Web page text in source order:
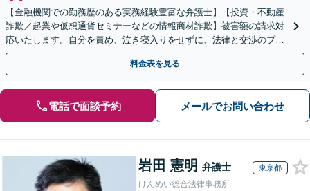
【金融機関での勤務歴のある実務経験豊富な弁護士】【投資・不動産
詐欺／起業や仮想通貨セミナーなどの情報商材詐欺】被害額の請求対
応いたします。自分を責め、泣き寝入りをせずに、法律と交渉のプロ
にまずはご相談ください。【表参道駅から徒歩3分】
料金表を見る
電話で面談予約 メールでお問い合わせ
岩田 憲明 弁護士 東京都
けんめい総合法律事務所